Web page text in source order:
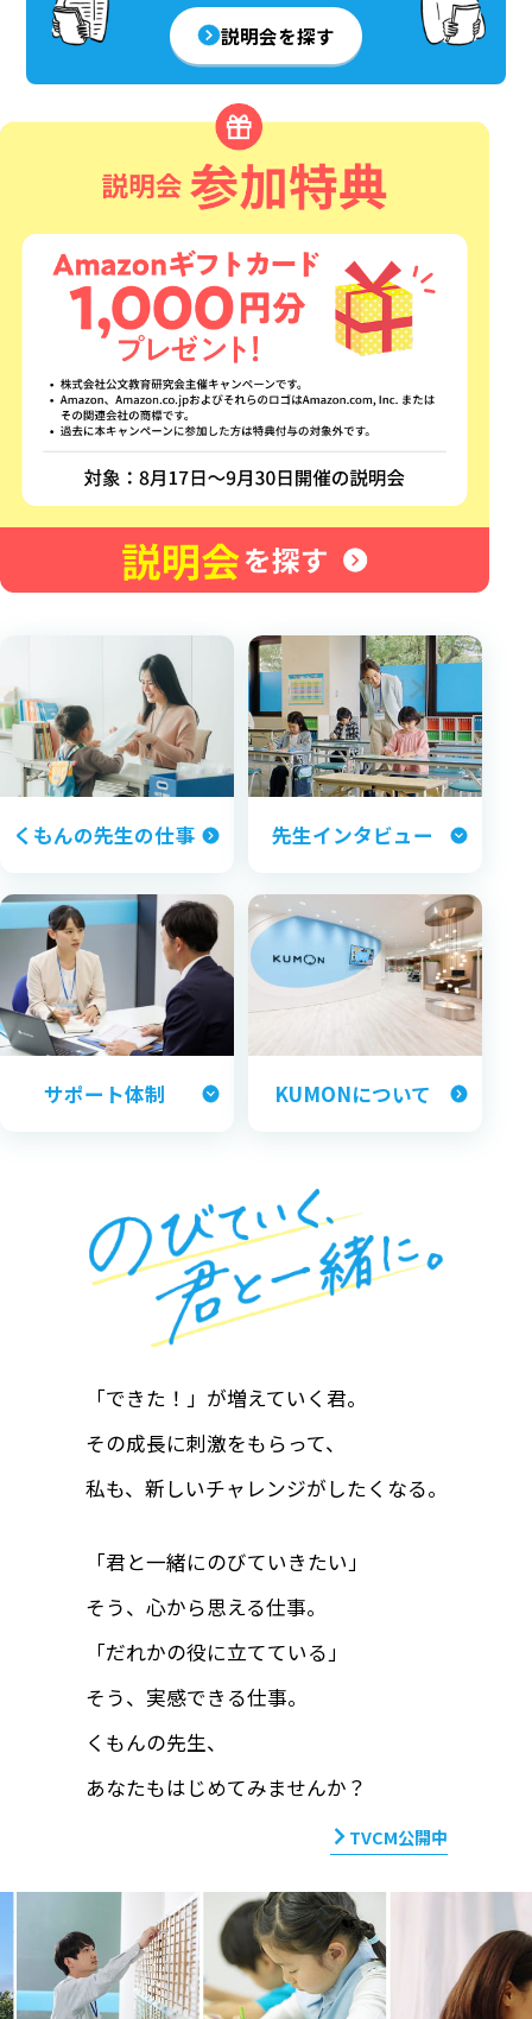
説明会を探す
くもんの先生の仕事 先生インタビュー
サポート体制 KUMONについて
「できた！」が増えていく君。
その成長に刺激をもらって、
私も、新しいチャレンジがしたくなる。
「君と一緒にのびていきたい」
そう、心から思える仕事。
「だれかの役に立てている」
そう、実感できる仕事。
くもんの先生、
あなたもはじめてみませんか？
TVCM公開中